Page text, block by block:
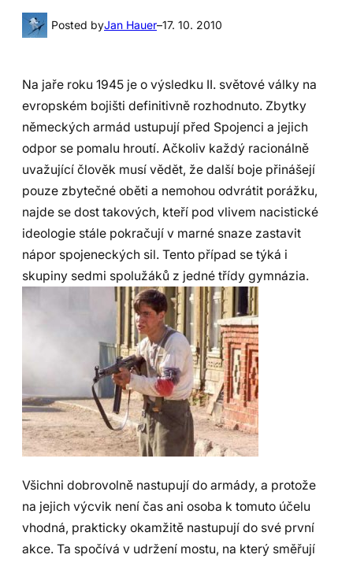
Posted byJan Hauer–17. 10. 2010
Na jaře roku 1945 je o výsledku II. světové války na
evropském bojišti definitivně rozhodnuto. Zbytky
německých armád ustupují před Spojenci a jejich
odpor se pomalu hroutí. Ačkoliv každý racionálně
uvažující člověk musí vědět, že další boje přinášejí
pouze zbytečné oběti a nemohou odvrátit porážku,
najde se dost takových, kteří pod vlivem nacistické
ideologie stále pokračují v marné snaze zastavit
nápor spojeneckých sil. Tento případ se týká i
skupiny sedmi spolužáků z jedné třídy gymnázia.
Všichni dobrovolně nastupují do armády, a protože
na jejich výcvik není čas ani osoba k tomuto účelu
vhodná, prakticky okamžitě nastupují do své první
akce. Ta spočívá v udržení mostu, na který směřují